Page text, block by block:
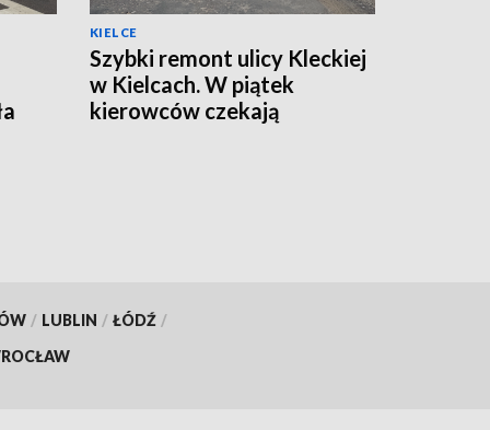
KIELCE
Szybki remont ulicy Kleckiej
w Kielcach. W piątek
kierowców czekają
/ LUBLIN / ŁÓDŹ /